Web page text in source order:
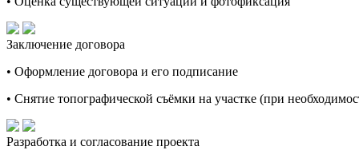
Заключение договора
• Оформление договора и его подписание
• Снятие топографической съёмки на участке (при
Разработка и согласование проекта